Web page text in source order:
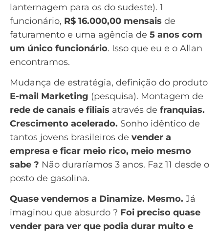
lanternagem para os do sudeste). 1
funcionário, R$ 16.000,00 mensais de
faturamento e uma agência de 5 anos com
um único funcionário. Isso que eu e o Allan
encontramos.
Mudança de estratégia, definição do produto
E-mail Marketing (pesquisa). Montagem de
rede de canais e filiais através de franquias.
Crescimento acelerado. Sonho idêntico de
tantos jovens brasileiros de vender a
empresa e ficar meio rico, meio mesmo
sabe ? Não duraríamos 3 anos. Faz 11 desde o
posto de gasolina.
Quase vendemos a Dinamize. Mesmo. Já
imaginou que absurdo ? Foi preciso quase
vender para ver que podia durar muito e